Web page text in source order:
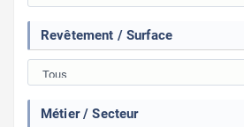
Revêtement / Surface
Métier / Secteur